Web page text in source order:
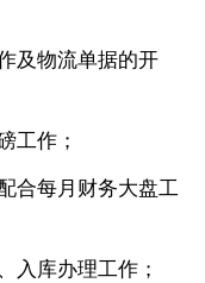
及物流单据的开
工作；
合每月财务大盘工
入库办理工作；